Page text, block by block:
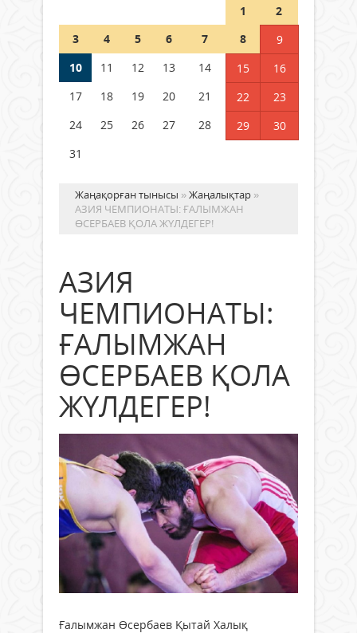
Шетелде жүрген Қазақстан
азаматтары қалай дауыс бере
05 тамыз 2026 ж.
1
2
3
4 5 6 7 8
9
10
11 12 13 14 15
16
17
18 19 20 21 22
23
24
25 26 27 28 29
30
31
Жаңақорған тынысы »Жаңалықтар »
АЗИЯ ЧЕМПИОНАТЫ: ҒАЛЫМЖАН
ӨСЕРБАЕВ ҚОЛА ЖҮЛДЕГЕР!
АЗИЯ
ЧЕМПИОНАТЫ:
ҒАЛЫМЖАН
ӨСЕРБАЕВ ҚОЛА
ЖҮЛДЕГЕР!
Ғалымжан Өсербаев Қытай Халық